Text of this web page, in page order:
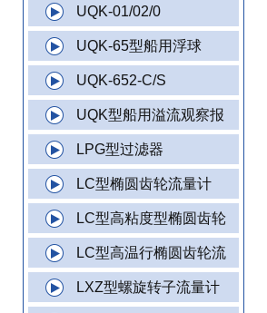
UQK-01/02/0
UQK-65型船用浮球
UQK-652-C/S
UQK型船用溢流观察报
LPG型过滤器
LC型椭圆齿轮流量计
LC型高粘度型椭圆齿轮
LC型高温行椭圆齿轮流
LXZ型螺旋转子流量计